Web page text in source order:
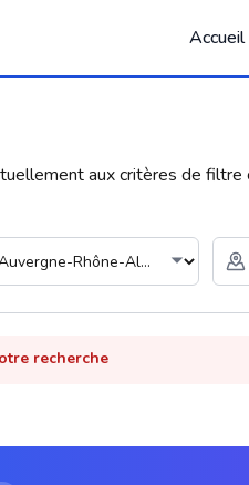
Accueil
aux critères de
recherche